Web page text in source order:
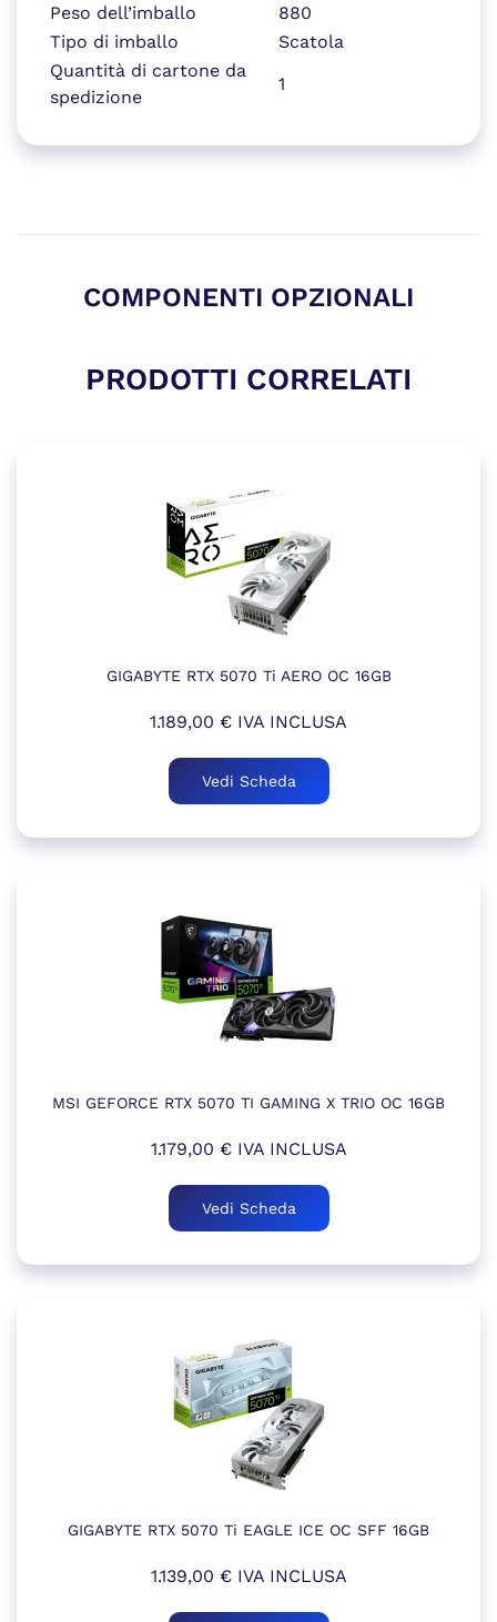
Peso dell’imballo
880
Tipo di imballo
Scatola
Quantità di cartone da
spedizione
1
COMPONENTI OPZIONALI
PRODOTTI CORRELATI
GIGABYTE RTX 5070 Ti AERO OC 16GB
1.189,00 € IVA INCLUSA
Vedi Scheda
MSI GEFORCE RTX 5070 TI GAMING X TRIO OC 16GB
1.179,00 €IVA INCLUSA
Vedi Scheda
GIGABYTE RTX 5070 Ti EAGLE ICE OC SFF 16GB
1.139,00 €IVA INCLUSA